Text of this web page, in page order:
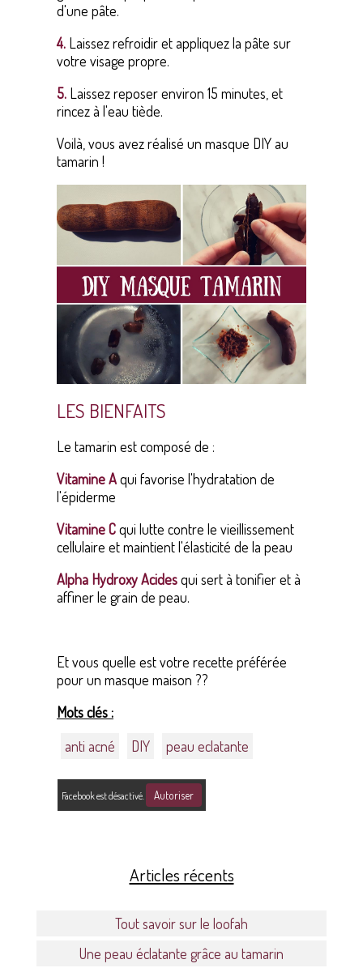
d'une pâte.
4. Laissez refroidir et appliquez la pâte sur
votre visage propre.
5. Laissez reposer environ 15 minutes, et
rincez à l'eau tiède.
Voilà, vous avez réalisé un masque DIY au
tamarin !
LES BIENFAITS
Le tamarin est composé de :
Vitamine Aqui favorise l'hydratation de
l'épiderme
Vitamine Cqui lutte contre le vieillissement
cellulaire et maintient l'élasticité de la peau
Alpha Hydroxy Acidesqui sert à tonifier et à
affiner le grain de peau.
Et vous quelle est votre recette préférée
pour un masque maison ??
Mots clés :
anti acné
DIY peau eclatante
Facebook est désactivé. Autoriser
Articles récents
Tout savoir sur le loofah
Une peau éclatante grâce au tamarin